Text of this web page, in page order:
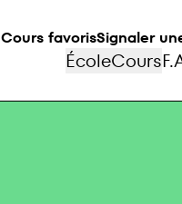
Cours favorisSignaler
ÉcoleCours